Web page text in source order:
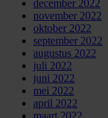
december 2022
november 2022
oktober 2022
september 2022
augustus 2022
juli 2022
juni 2022
mei 2022
april 2022
maart 2022